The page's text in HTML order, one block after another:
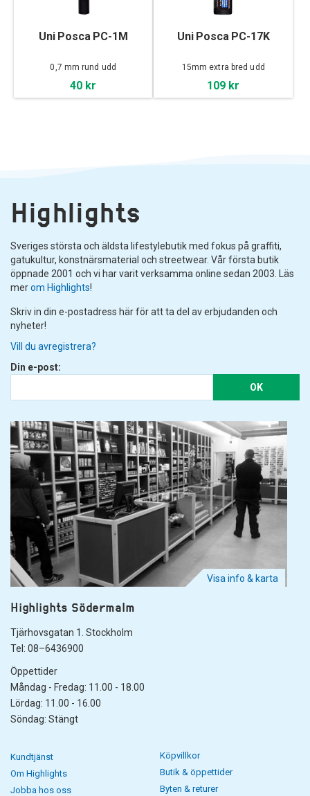
Uni Posca PC-1M
0,7 mm rund udd
40 kr
Uni Posca PC-17K
15mm extra bred udd
109 kr
Highlights
Sveriges största och äldsta lifestylebutik med fokus på graffiti,
gatukultur, konstnärsmaterial och streetwear. Vår första butik
öppnade 2001 och vi har varit verksamma online sedan 2003. Läs
merom Highlights!
Skriv in din e-postadress här för att ta del av erbjudanden och
nyheter!
Vill du avregistrera?
Din e-post:
OK
Visa info & karta
Highlights Södermalm
Tjärhovsgatan 1. Stockholm
Tel: 08–6436900
Öppettider
Måndag - Fredag: 11.00 - 18.00
Lördag: 11.00 - 16.00
Söndag: Stängt
Kundtjänst
Om Highlights
Jobba hos oss
Köpvillkor
Butik & öppettider
Byten & returer